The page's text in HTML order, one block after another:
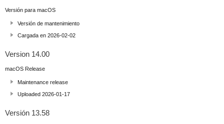
Versión para macOS
Versión de mantenimiento
Cargada en 2026-02-02
Version 14.00
macOS Release
Maintenance release
Uploaded 2026-01-17
Versión 13.58